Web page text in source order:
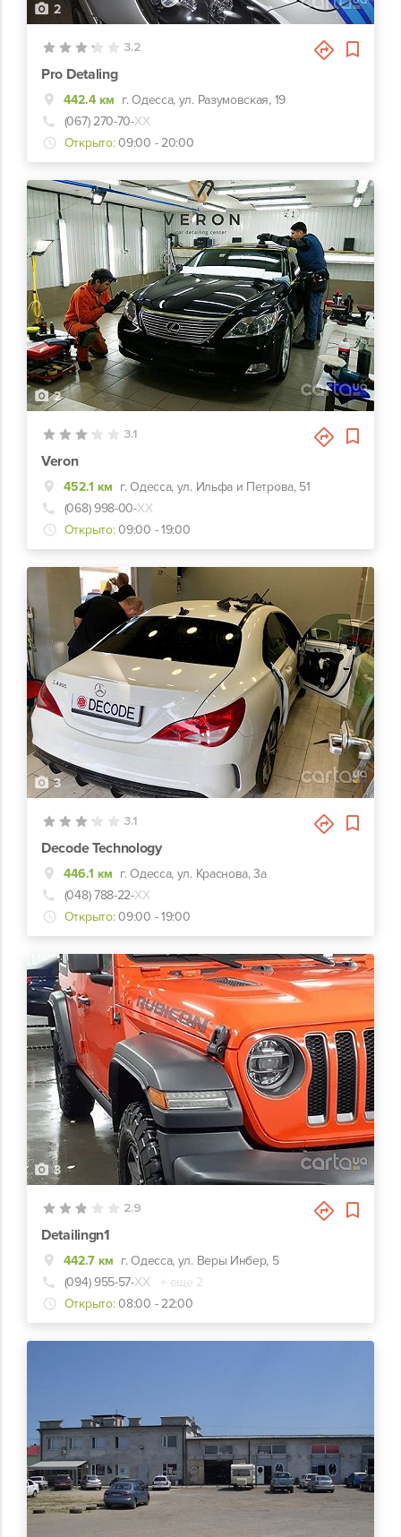
2
3.2
Pro Detaling
442.4 км г. Одесса, ул. Разумовская, 19
(067) 270-70-ХХ
Открыто: 09:00 - 20:00
2
3.1
Veron
452.1 км г. Одесса, ул. Ильфа и Петрова, 51
(068) 998-00-ХХ
Открыто: 09:00 - 19:00
3
3.1
Decode Technology
446.1 км г. Одесса, ул. Краснова, 3а
(048) 788-22-ХХ
Открыто: 09:00 - 19:00
3
2.9
Detailingn1
442.7 км г. Одесса, ул. Веры Инбер, 5
(094) 955-57-ХХ
+ еще 2
Открыто: 08:00 - 22:00